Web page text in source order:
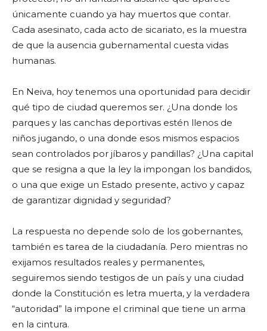
únicamente cuando ya hay muertos que contar.
Cada asesinato, cada acto de sicariato, es la muestra
de que la ausencia gubernamental cuesta vidas
humanas.
En Neiva, hoy tenemos una oportunidad para decidir
qué tipo de ciudad queremos ser. ¿Una donde los
parques y las canchas deportivas estén llenos de
niños jugando, o una donde esos mismos espacios
sean controlados por jíbaros y pandillas? ¿Una capital
que se resigna a que la ley la impongan los bandidos,
o una que exige un Estado presente, activo y capaz
de garantizar dignidad y seguridad?
La respuesta no depende solo de los gobernantes,
también es tarea de la ciudadanía. Pero mientras no
exijamos resultados reales y permanentes,
seguiremos siendo testigos de un país y una ciudad
donde la Constitución es letra muerta, y la verdadera
“autoridad” la impone el criminal que tiene un arma
en la cintura.